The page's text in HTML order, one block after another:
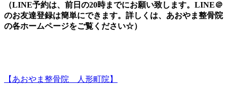
（LINE予約は、前日の20時までにお願い致します。LINE＠
のお友達登録は簡単にできます。詳しくは、あおやま整骨院
の各ホームページをご覧ください☆）
【あおやま整骨院 人形町院】